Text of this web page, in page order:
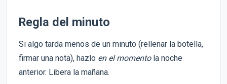
Regla del minuto
Si algo tarda menos de un minuto (rellenar la botella,
firmar una nota), hazlo en el momentola noche
anterior. Libera la mañana.